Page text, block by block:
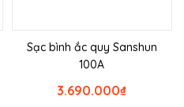
Sạc bình ắc quy Sanshun
100A
₫
3.690.000